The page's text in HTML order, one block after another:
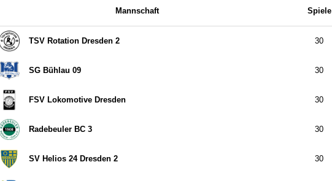
Mannschaft Spiele
TSV Rotation Dresden 2 30
SG Bühlau 09 30
FSV Lokomotive Dresden 30
Radebeuler BC 3 30
SV Helios 24 Dresden 2 30